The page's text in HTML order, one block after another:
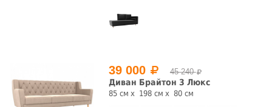
39 000 45 240
Диван Брайтон 3 Люкс
85 см 198 см 80 см